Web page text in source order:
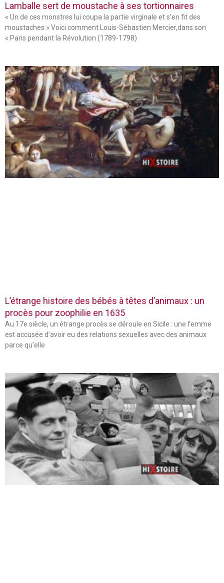
Lamballe sert de moustache à ses tortionnaires
« Un de ces monstres lui coupa la partie virginale et s’en fit des
moustaches » Voici comment Louis-Sébastien Mercier,dans son
« Paris pendant la Révolution (1789-1798)
L’étrange histoire des bébés à têtes d’animaux : un
procès pour zoophilie en 1635
Au 17e siècle, un étrange procès se déroule en Sicile : une femme
est accusée d’avoir eu des relations sexuelles avec des animaux
parce qu’elle